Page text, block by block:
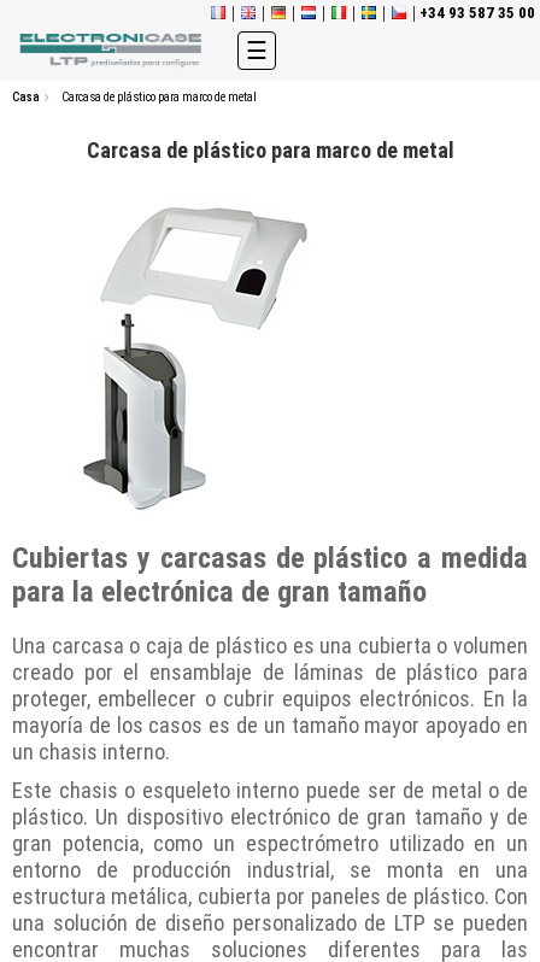
+34 93 587 35 00
Navegación
de
palanca
☰
Casa Carcasa de plástico para marco de metal
Carcasa de plástico para marco de metal
Cubiertas y carcasas de plástico a medida
para la electrónica de gran tamaño
Una carcasa o caja de plástico es una cubierta o volumen
creado por el ensamblaje de láminas de plástico para
proteger, embellecer o cubrir equipos electrónicos. En la
mayoría de los casos es de un tamaño mayor apoyado en
un chasis interno.
Este chasis o esqueleto interno puede ser de metal o de
plástico. Un dispositivo electrónico de gran tamaño y de
gran potencia, como un espectrómetro utilizado en un
entorno de producción industrial, se monta en una
estructura metálica, cubierta por paneles de plástico. Con
una solución de diseño personalizado de LTP se pueden
encontrar muchas soluciones diferentes para las